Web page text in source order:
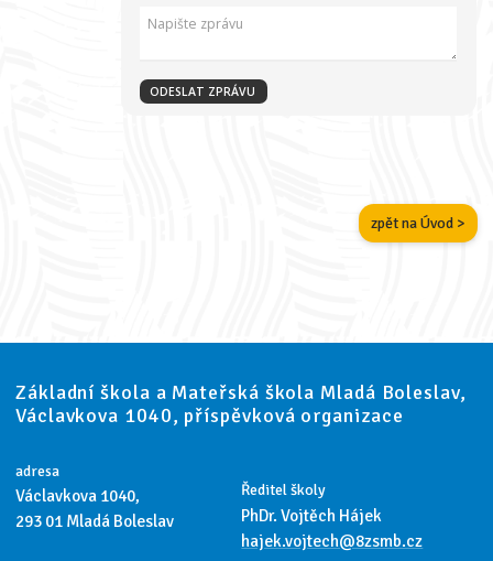
zpět na Úvod >
Základní škola a Mateřská škola Mladá Boleslav,
Václavkova 1040, příspěvková organizace
adresa
Václavkova 1040,
293 01 Mladá Boleslav
Ředitel školy
PhDr. Vojtěch Hájek
hajek.vojtech@8zsmb.cz